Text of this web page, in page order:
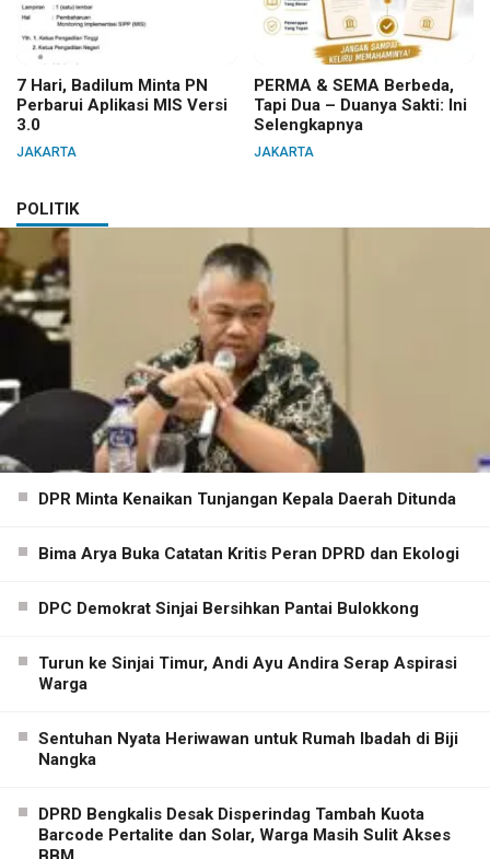
7 Hari, Badilum Minta PN
Perbarui Aplikasi MIS Versi
3.0
JAKARTA
PERMA & SEMA Berbeda,
Tapi Dua – Duanya Sakti: Ini
Selengkapnya
JAKARTA
POLITIK
DPR Minta Kenaikan Tunjangan Kepala Daerah Ditunda
Bima Arya Buka Catatan Kritis Peran DPRD dan Ekologi
DPC Demokrat Sinjai Bersihkan Pantai Bulokkong
Turun ke Sinjai Timur, Andi Ayu Andira Serap Aspirasi
Warga
Sentuhan Nyata Heriwawan untuk Rumah Ibadah di Biji
Nangka
DPRD Bengkalis Desak Disperindag Tambah Kuota
Barcode Pertalite dan Solar, Warga Masih Sulit Akses